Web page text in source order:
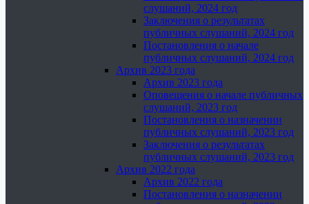
слушаний, 2024 год
Заключения о результатах
публичных слушаний, 2024 год
Постановления о начале
публичных слушаний, 2024 год
Архив 2023 года
Архив 2023 года
Оповещения о начале публичных
слушаний, 2023 год
Постановления о назначении
публичных слушаний, 2023 год
Заключения о результатах
публичных слушаний, 2023 год
Архив 2022 года
Архив 2022 года
Постановления о назначении